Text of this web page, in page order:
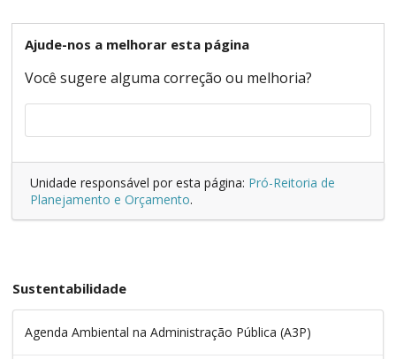
Ajude-nos a melhorar esta página
Você sugere alguma correção ou melhoria?
Unidade responsável por esta página: Pró-Reitoria de
Planejamento e Orçamento.
Sustentabilidade
Agenda Ambiental na Administração Pública (A3P)